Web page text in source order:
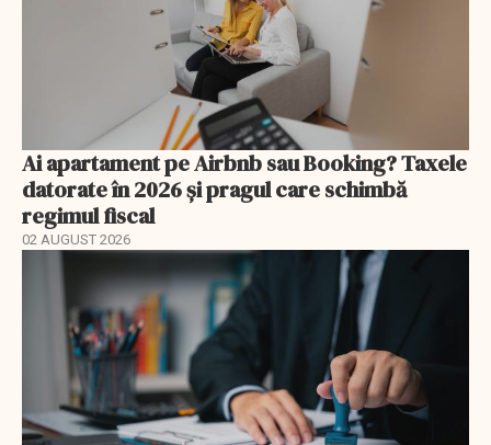
Ai apartament pe Airbnb sau Booking? Taxele
datorate în 2026 și pragul care schimbă
regimul fiscal
02 AUGUST 2026